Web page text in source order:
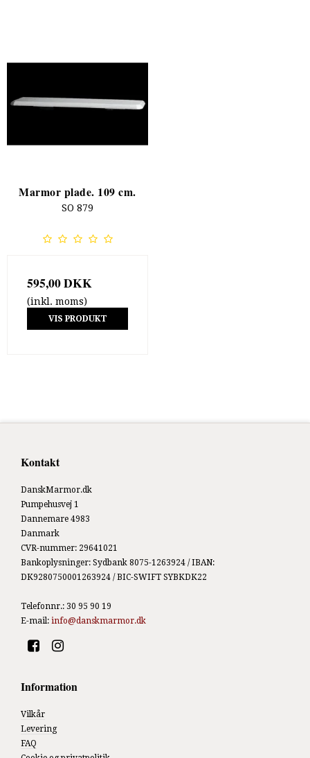
Marmor plade. 109 cm.
SO 879
595,00 DKK
(inkl. moms)
VIS PRODUKT
Kontakt
DanskMarmor.dk
Pumpehusvej 1
Dannemare 4983
Danmark
CVR-nummer: 29641021
Bankoplysninger: Sydbank 8075-1263924 / IBAN:
DK9280750001263924 / BIC-SWIFT SYBKDK22
Telefonnr.: 30 95 90 19
E-mail: info@danskmarmor.dk
Information
Vilkår
Levering
FAQ